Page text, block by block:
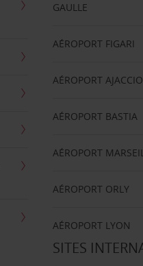
GAULLE
AÉROPORT FIGARI
AÉROPORT
AÉROPORT BASTIA
AÉROPORT
AÉROPORT ORLY
AÉROPORT LYON
SITES